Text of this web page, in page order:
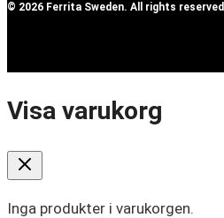
© 2026 Ferrita Sweden. All rights reserved
Visa varukorg
Inga produkter i varukorgen.